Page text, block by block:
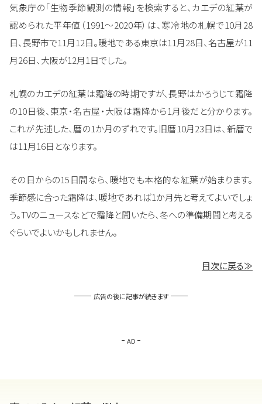
気象庁の「生物季節観測の情報」を検索すると、カエデの紅葉が
認められた平年値（1991～2020年）は、寒冷地の札幌で10月28
日、長野市で11月12日。暖地である東京は11月28日、名古屋が11
月26日、大阪が12月1日でした。
札幌のカエデの紅葉は霜降の時期ですが、長野はかろうじて霜降
の10日後、東京・名古屋・大阪は霜降から1月後だと分かります。
これが先述した、暦の1か月のずれです。旧暦10月23日は、新暦で
は11月16日となります。
その日からの15日間なら、暖地でも本格的な紅葉が始まります。
季節感に合った霜降は、暖地であれば1か月先と考えてよいでしょ
う。TVのニュースなどで霜降と聞いたら、冬への準備期間と考える
ぐらいでよいかもしれません。
目次に戻る≫
広告の後に記事が続きます
AD